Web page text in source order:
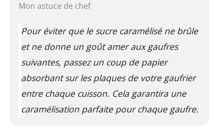
Mon astuce de chef
Pour éviter que le sucre caramélisé ne brûle
et ne donne un goût amer aux gaufres
suivantes, passez un coup de papier
absorbant sur les plaques de votre gaufrier
entre chaque cuisson. Cela garantira une
caramélisation parfaite pour chaque gaufre.